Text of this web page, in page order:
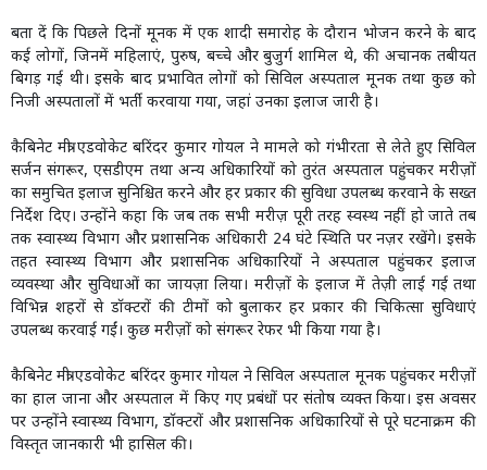
बता दें कि पिछले दिनों मूनक में एक शादी समारोह के दौरान भोजन करने के बाद
कई लोगों, जिनमें महिलाएं, पुरुष, बच्चे और बुजुर्ग शामिल थे, की अचानक तबीयत
बिगड़ गई थी। इसके बाद प्रभावित लोगों को सिविल अस्पताल मूनक तथा कुछ को
निजी अस्पतालों में भर्ती करवाया गया, जहां उनका इलाज जारी है।
कैबिनेट मंत्री एडवोकेट बरिंदर कुमार गोयल ने मामले को गंभीरता से लेते हुए सिविल
सर्जन संगरूर, एसडीएम तथा अन्य अधिकारियों को तुरंत अस्पताल पहुंचकर मरीज़ों
का समुचित इलाज सुनिश्चित करने और हर प्रकार की सुविधा उपलब्ध करवाने के सख्त
निर्देश दिए। उन्होंने कहा कि जब तक सभी मरीज़ पूरी तरह स्वस्थ नहीं हो जाते तब
तक स्वास्थ्य विभाग और प्रशासनिक अधिकारी 24 घंटे स्थिति पर नज़र रखेंगे। इसके
तहत स्वास्थ्य विभाग और प्रशासनिक अधिकारियों ने अस्पताल पहुंचकर इलाज
व्यवस्था और सुविधाओं का जायज़ा लिया। मरीज़ों के इलाज में तेज़ी लाई गई तथा
विभिन्न शहरों से डॉक्टरों की टीमों को बुलाकर हर प्रकार की चिकित्सा सुविधाएं
उपलब्ध करवाई गईं। कुछ मरीज़ों को संगरूर रेफर भी किया गया है।
कैबिनेट मंत्री एडवोकेट बरिंदर कुमार गोयल ने सिविल अस्पताल मूनक पहुंचकर मरीज़ों
का हाल जाना और अस्पताल में किए गए प्रबंधों पर संतोष व्यक्त किया। इस अवसर
पर उन्होंने स्वास्थ्य विभाग, डॉक्टरों और प्रशासनिक अधिकारियों से पूरे घटनाक्रम की
विस्तृत जानकारी भी हासिल की।